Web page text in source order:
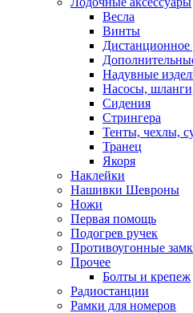
Весла
Винты
Дистанционное
Надувные
Насосы,
Сидения
Стрингера
Тенты, чехлы,
Транец
Якоря
Наклейки
Нашивки Шевроны
Ножи
Первая помощь
Подогрев ручек
Противоугонные
Прочее
Болты и крепеж
Радиостанции
Рамки для номеров